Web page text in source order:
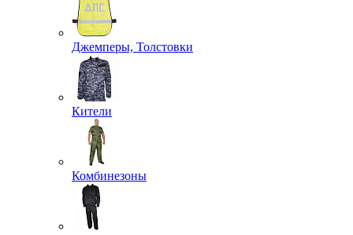
Распродажа
Хозяйственные принадлежности